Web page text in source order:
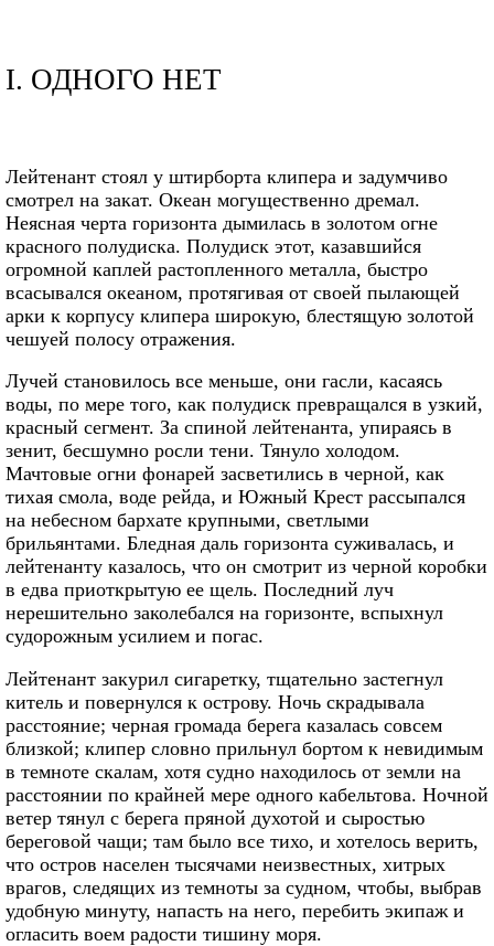
I. ОДНОГО НЕТ
Лейтенант стоял у штирборта клипера и задумчиво
смотрел на закат. Океан могущественно дремал.
Неясная черта горизонта дымилась в золотом огне
красного полудиска. Полудиск этот, казавшийся
огромной каплей растопленного металла, быстро
всасывался океаном, протягивая от своей пылающей
арки к корпусу клипера широкую, блестящую золотой
чешуей полосу отражения.
Лучей становилось все меньше, они гасли, касаясь
воды, по мере того, как полудиск превращался в узкий,
красный сегмент. За спиной лейтенанта, упираясь в
зенит, бесшумно росли тени. Тянуло холодом.
Мачтовые огни фонарей засветились в черной, как
тихая смола, воде рейда, и Южный Крест рассыпался
на небесном бархате крупными, светлыми
брильянтами. Бледная даль горизонта суживалась, и
лейтенанту казалось, что он смотрит из черной коробки
в едва приоткрытую ее щель. Последний луч
нерешительно заколебался на горизонте, вспыхнул
судорожным усилием и погас.
Лейтенант закурил сигаретку, тщательно застегнул
китель и повернулся к острову. Ночь скрадывала
расстояние; черная громада берега казалась совсем
близкой; клипер словно прильнул бортом к невидимым
в темноте скалам, хотя судно находилось от земли на
расстоянии по крайней мере одного кабельтова. Ночной
ветер тянул с берега пряной духотой и сыростью
береговой чащи; там было все тихо, и хотелось верить,
что остров населен тысячами неизвестных, хитрых
врагов, следящих из темноты за судном, чтобы, выбрав
удобную минуту, напасть на него, перебить экипаж и
огласить воем радости тишину моря.